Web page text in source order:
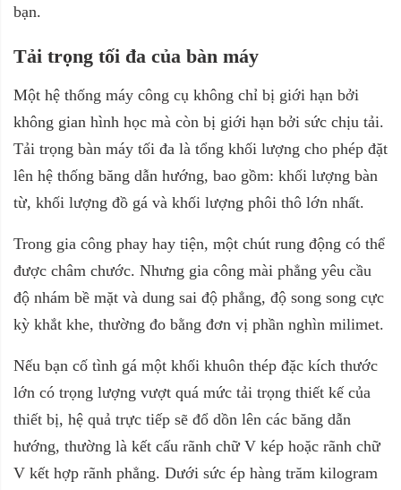
bạn.
Tải trọng tối đa của bàn máy
Một hệ thống máy công cụ không chỉ bị giới hạn bởi
không gian hình học mà còn bị giới hạn bởi sức chịu tải.
Tải trọng bàn máy tối đa là tổng khối lượng cho phép đặt
lên hệ thống băng dẫn hướng, bao gồm: khối lượng bàn
từ, khối lượng đồ gá và khối lượng phôi thô lớn nhất.
Trong gia công phay hay tiện, một chút rung động có thể
được châm chước. Nhưng gia công mài phẳng yêu cầu
độ nhám bề mặt và dung sai độ phẳng, độ song song cực
kỳ khắt khe, thường đo bằng đơn vị phần nghìn milimet.
Nếu bạn cố tình gá một khối khuôn thép đặc kích thước
lớn có trọng lượng vượt quá mức tải trọng thiết kế của
thiết bị, hệ quả trực tiếp sẽ đổ dồn lên các băng dẫn
hướng, thường là kết cấu rãnh chữ V kép hoặc rãnh chữ
V kết hợp rãnh phẳng. Dưới sức ép hàng trăm kilogram